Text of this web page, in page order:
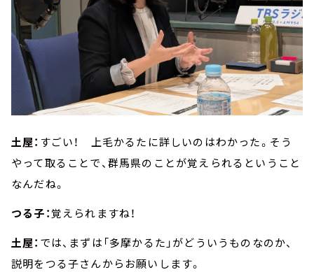
土屋： すごい！ 上毛かるたに詳しいのはわかった。そう
やって取ることで、群馬県のことが覚えられるということ
なんだね。
つる子：覚えられますね！
土屋： では、まずは「多摩かるた」がどういうものなのか、
説明をつる子さんからお願いします。